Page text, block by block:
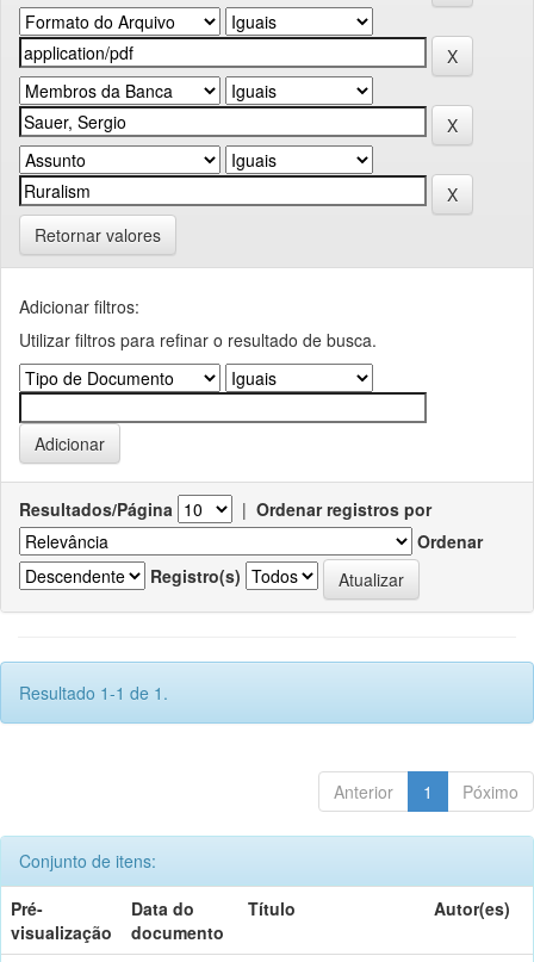
Retornar valores
Adicionar filtros:
Utilizar filtros para refinar o resultado de busca.
Resultados/Página | Ordenar registros por
Ordenar
Registro(s)
Resultado 1-1 de 1.
Anterior 1 Póximo
Conjunto de itens:
Pré-
visualização
Data do
documento
Título Autor(es)